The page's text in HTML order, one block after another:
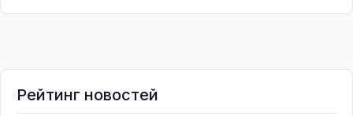
Рейтинг новостей